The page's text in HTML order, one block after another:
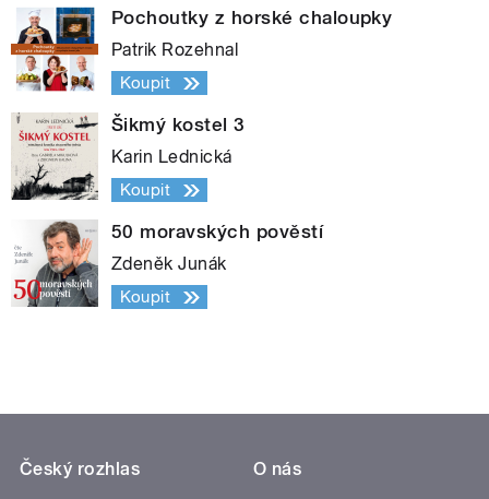
Pochoutky z horské chaloupky
Patrik Rozehnal
Koupit
Šikmý kostel 3
Karin Lednická
Koupit
50 moravských pověstí
Zdeněk Junák
Koupit
Český rozhlas
O nás